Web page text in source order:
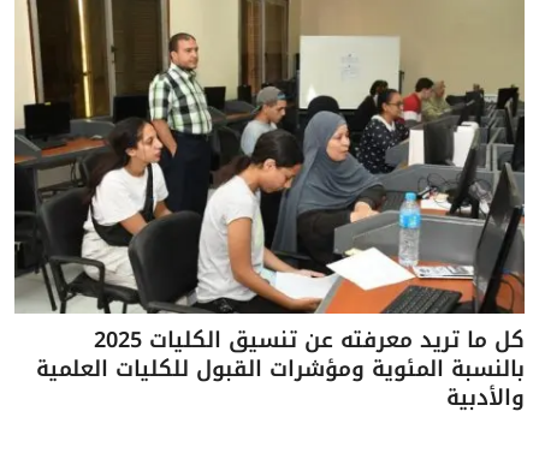
كل ما تريد معرفته عن تنسيق الكليات 2025
بالنسبة المئوية ومؤشرات القبول للكليات العلمية
والأدبية